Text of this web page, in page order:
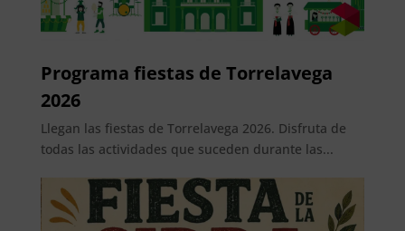
Programa fiestas de Torrelavega
2026
Llegan las fiestas de Torrelavega 2026. Disfruta de
todas las actividades que suceden durante las...